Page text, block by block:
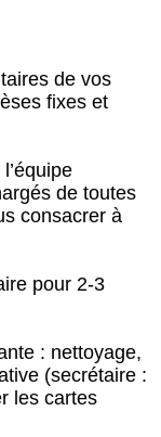
de vos
fixes et
de toutes
consacrer à
pour 2-3
: nettoyage,
(secrétaire :
les cartes